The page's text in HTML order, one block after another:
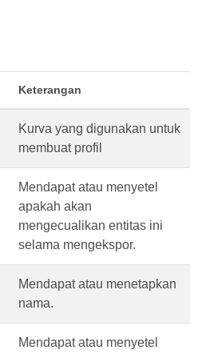
Keterangan
Kurva yang digunakan untuk
membuat profil
Mendapat atau menyetel
apakah akan
mengecualikan entitas ini
selama mengekspor.
Mendapat atau menetapkan
nama.
Mendapat atau menyetel